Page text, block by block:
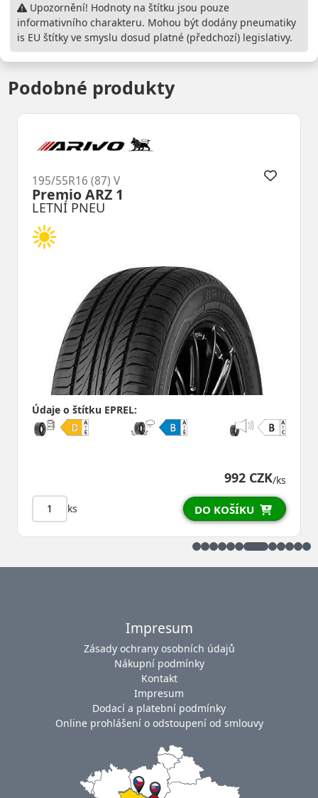
Upozornění! Hodnoty na štítku jsou pouze
informativního charakteru. Mohou být dodány pneumatiky
is EU štítky ve smyslu dosud platné (předchozí) legislativy.
Podobné produkty
LETNÍ PNEU
Premio ARZ 1
195/55R16 (87) V
Údaje o štítku EPREL:
992 CZK/ks
ks DO KOŠÍKU
Impresum
Zásady ochrany osobních údajů
Nákupní podmínky
Kontakt
Impresum
Dodací a platební podmínky
Online prohlášení o odstoupení od smlouvy